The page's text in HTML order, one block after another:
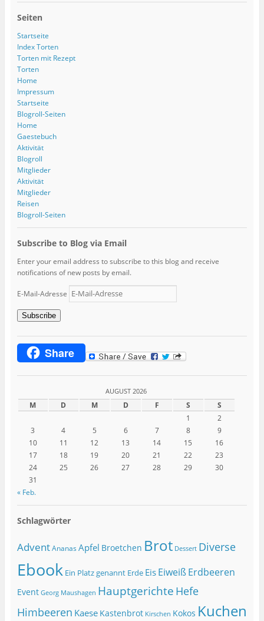
Seiten
Startseite
Index Torten
Torten mit Rezept
Torten
Home
Impressum
Startseite
Blogroll-Seiten
Home
Gaestebuch
Aktivität
Blogroll
Mitglieder
Aktivität
Mitglieder
Reisen
Blogroll-Seiten
Subscribe to Blog via Email
Enter your email address to subscribe to this blog and receive
notifications of new posts by email.
E-Mail-Adresse
Subscribe
Share
AUGUST 2026
M D M D F S
S
1
2
3
4 5 6 7 8
9
10
11 12 13 14 15
16
17
18 19 20 21 22
23
24
25 26 27 28 29
30
31
« Feb.
Schlagwörter
Advent Ananas Apfel Broetchen Brot Dessert Diverse
Ebook Ein Platz genannt Erde Eis Eiweiß Erdbeeren
Event Georg Maushagen Hauptgerichte Hefe
Himbeeren Kaese Kastenbrot Kirschen Kokos Kuchen